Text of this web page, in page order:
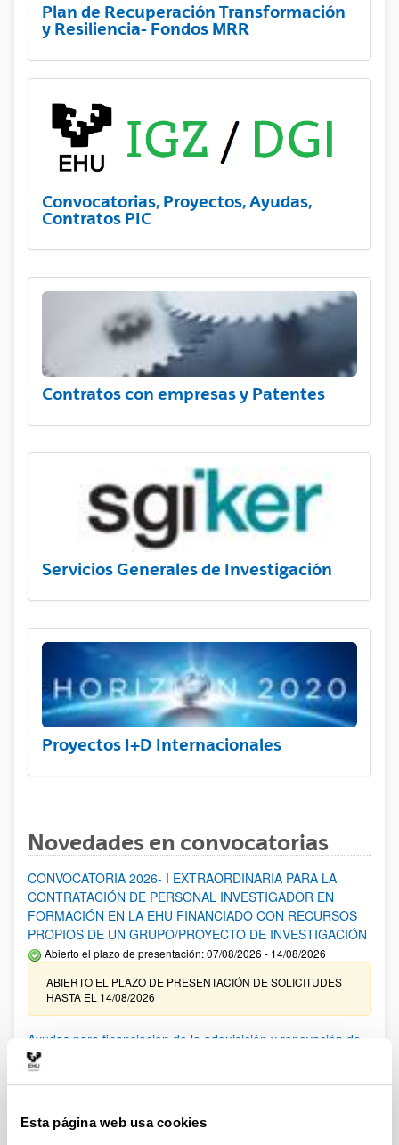
Esta página web usa cookies
Plan de Recuperación Transformación
y Resiliencia- Fondos MRR
Convocatorias, Proyectos, Ayudas,
Contratos PIC
Contratos con empresas y Patentes
Servicios Generales de Investigación
Proyectos I+D Internacionales
Novedades en convocatorias
CONVOCATORIA 2026- I EXTRAORDINARIA PARA LA
CONTRATACIÓN DE PERSONAL INVESTIGADOR EN
FORMACIÓN EN LA EHU FINANCIADO CON RECURSOS
PROPIOS DE UN GRUPO/PROYECTO DE INVESTIGACIÓN
Abierto el plazo de presentación: 07/08/2026 - 14/08/2026
ABIERTO EL PLAZO DE PRESENTACIÓN DE SOLICITUDES
HASTA EL 14/08/2026
Ayudas para financiación de la adquisición y renovación de
infraestructura científica y fondos bibliográficos en la
UPV/EHU 2026
25/03/2026: Corrección de errores del listado provisional de